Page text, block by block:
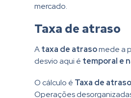
mercado.
Taxa de atraso
Ataxa de atrasomede a
desvio aqui é temporal e
O cálculo é Taxa de
Operações